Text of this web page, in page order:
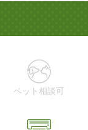
ペット相談可